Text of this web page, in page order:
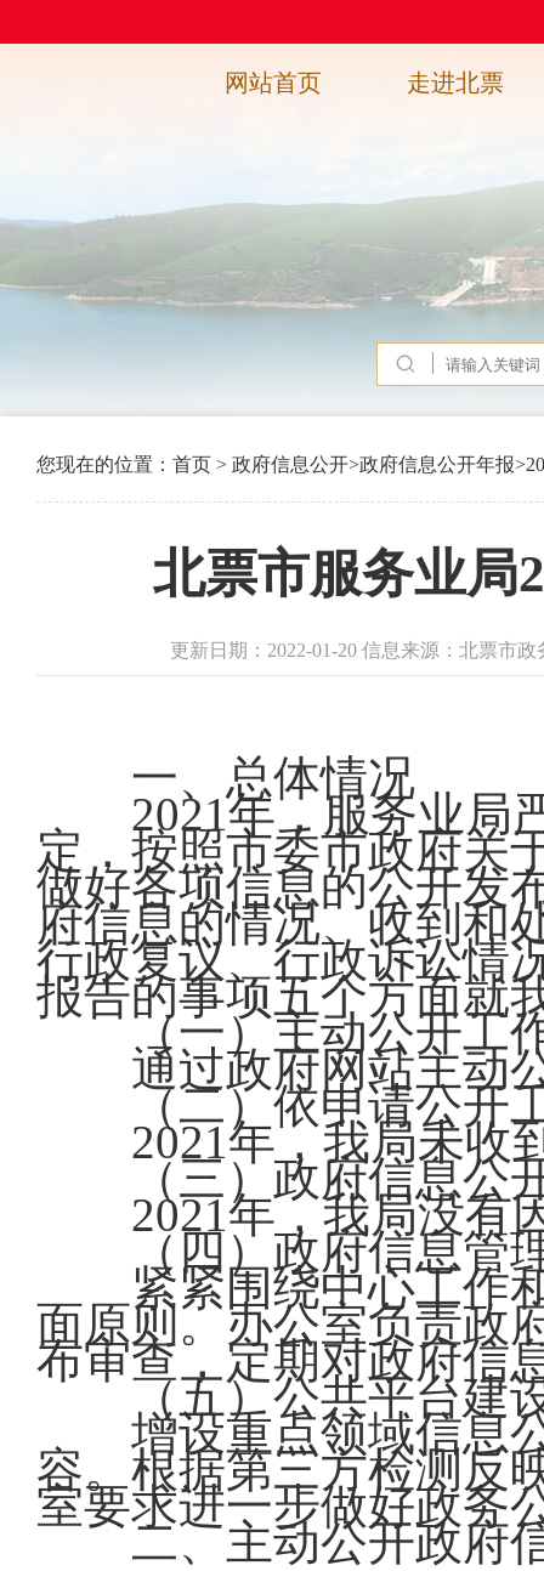
网站首页 走进北票
您现在的位置： 首页 > 政府信息公开>政府信息公开年报>
北票市服务业局
更新日期：2022-01-20 信息来源：北票市
一、总体情况
2021年，服务业局严
定，按照市委市政府关
做好各项信息的公开发
府信息的情况、收到和
行政复议、行政诉讼情
报告的事项五个方面就
（一）主动公开工
通过政府网站主动公
（二）依申请公开
2021年，我局未收
（三）政府信息公
2021年，我局没有因
（四）政府信息管
紧紧围绕中心工作和
面原则。办公室负责政
布审查，定期对政府信
（五）公共平台建
增设重点领域信息公
容。根据第三方检测反
室要求进一步做好政务
二、主动公开政府